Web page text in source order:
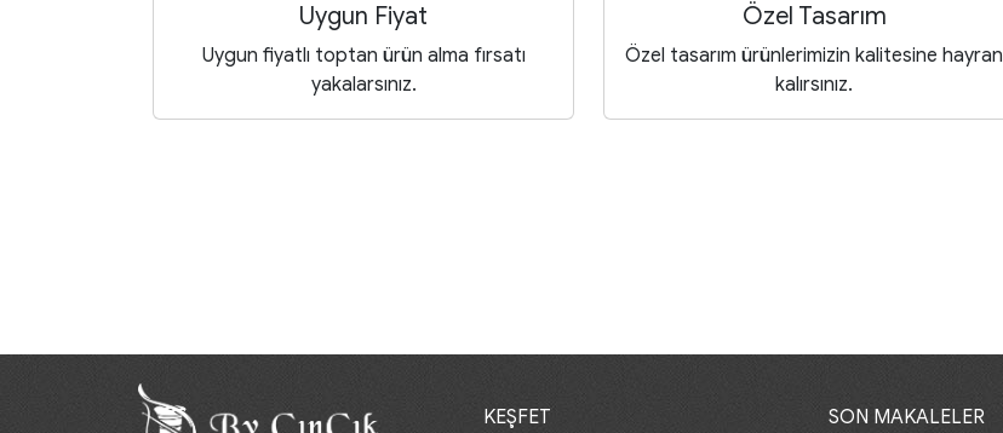
Uygun Fiyat
Uygun fiyatlı toptan ürün alma fırsatı
yakalarsınız.
Özel Tasarım
Özel tasarım ürünlerimizin kalitesine hayran
kalırsınız.
KEŞFET
SON MAKALELER